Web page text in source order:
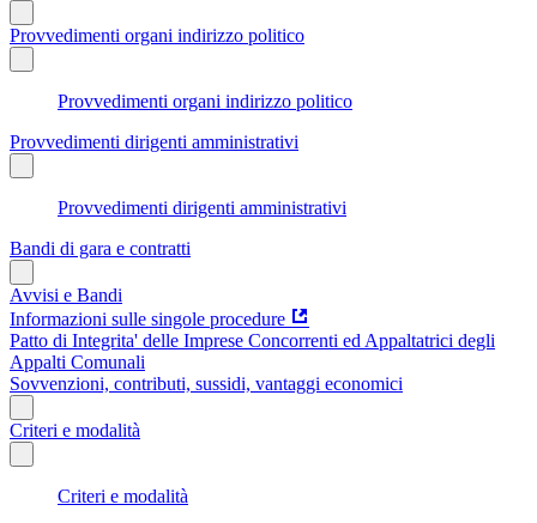
Provvedimenti organi indirizzo politico
Provvedimenti organi indirizzo politico
Provvedimenti dirigenti amministrativi
Provvedimenti dirigenti amministrativi
Bandi di gara e contratti
Avvisi e Bandi
Informazioni sulle singole procedure
Patto di Integrita' delle Imprese Concorrenti ed Appaltatrici degli
Appalti Comunali
Sovvenzioni, contributi, sussidi, vantaggi economici
Criteri e modalità
Criteri e modalità